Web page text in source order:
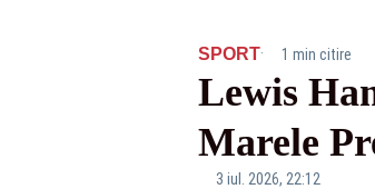
SPORT· 1 min citire
Lewis
Marele
3 iul. 2026, 22:12